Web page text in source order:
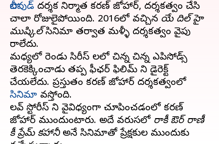
బాలీవుడ్ దర్శక నిర్మాత కరణ్ జోహార్, దర్శకత్వం చేసి
చాలా రోజులైపోయింది. 2016లో వచ్చిన యే దిల్ హై
ముష్కిల్సినిమా తర్వాత మళ్ళీ దర్శకత్వం వైపు
రాలేదు.
మధ్యలో రెండు సిరీస్ లలో చిన్న చిన్న ఎపిసోడ్స్
తెరకెక్కించాడు తప్ప ఫీఛర్ ఫిలిమ్ ని డైరెక్ట్
చేయలేదు. ప్రస్తుతం కరణ్ జోహార్ దర్శకత్వంలో
సినిమా వస్తోంది.
లవ్ స్టోరీస్ ని వైవిధ్యంగా చూపించడంలో కరణ్
జోహార్ ముందుంటారు. అదే వరుసలో రాకీ ఔర్ రాణీ
కీ ప్రేమ్ కహానీఅనే సినిమాతో ప్రేక్షకుల ముందుకు